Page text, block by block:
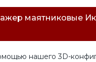
маятниковые
нашего 3D-